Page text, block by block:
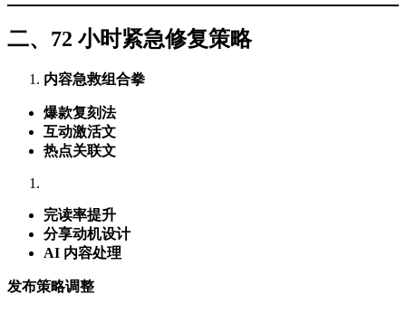
二、72 小时紧急修复策略
内容急救组合拳
爆款复刻法
互动激活文
热点关联文
完读率提升
分享动机设计
AI 内容处理
发布策略调整